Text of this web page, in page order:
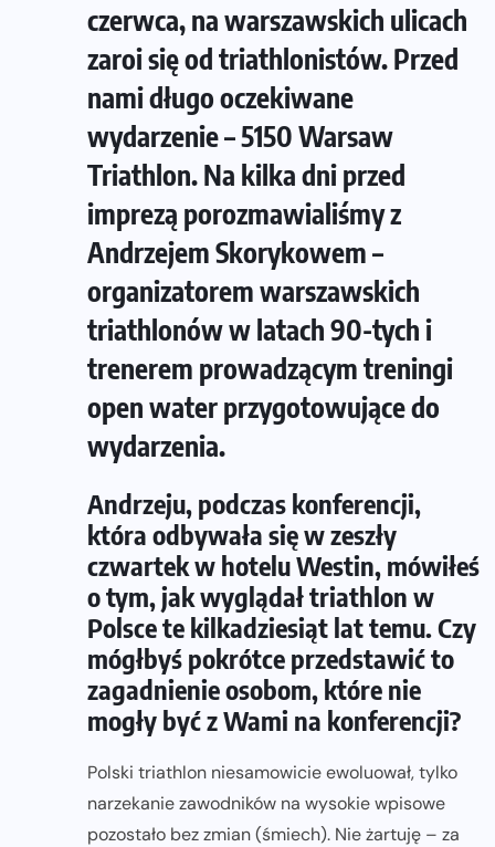
czerwca, na warszawskich ulicach
zaroi się od triathlonistów. Przed
nami długo oczekiwane
wydarzenie – 5150 Warsaw
Triathlon. Na kilka dni przed
imprezą porozmawialiśmy z
Andrzejem Skorykowem –
organizatorem warszawskich
triathlonów w latach 90-tych i
trenerem prowadzącym treningi
open water przygotowujące do
wydarzenia.
Andrzeju, podczas konferencji,
która odbywała się w zeszły
czwartek w hotelu Westin, mówiłeś
o tym, jak wyglądał triathlon w
Polsce te kilkadziesiąt lat temu. Czy
mógłbyś pokrótce przedstawić to
zagadnienie osobom, które nie
mogły być z Wami na konferencji?
Polski triathlon niesamowicie ewoluował, tylko
narzekanie zawodników na wysokie wpisowe
pozostało bez zmian (śmiech). Nie żartuję – za